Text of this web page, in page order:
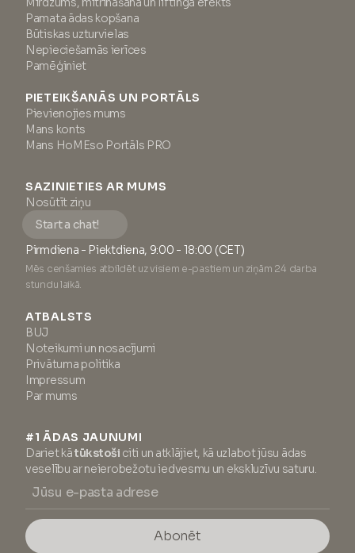
Pamata ādas kopšana
Būtiskas uzturvielas
Nepieciešamās ierīces
Pamēģiniet
PIETEIKŠANĀS UN PORTĀLS
Pievienojies mums
Mans konts
Mans HoMEso Portāls PRO
SAZINIETIES AR MUMS
Nosūtīt ziņu
Start a chat!
Pirmdiena - Piektdiena, 9:00 - 18:00 (CET)
Mēs cenšamies atbildēt uz visiem e-pastiem un ziņām 24 darba
stundu laikā.
ATBALSTS
BUJ
Noteikumi un nosacījumi
Privātuma politika
Impressum
Par mums
#1 ĀDAS JAUNUMI
Dariet kātūkstoši citi un atklājiet, kā uzlabot jūsu ādas
veselību ar neierobežotu iedvesmu un ekskluzīvu saturu.
Abonēt